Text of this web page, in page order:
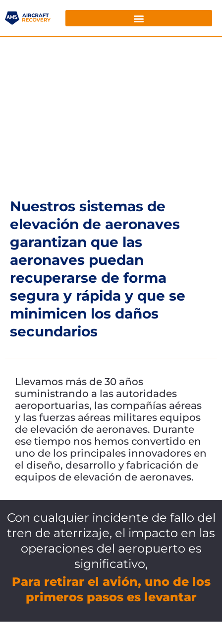
Nuestros sistemas de
elevación de aeronaves
garantizan que las
aeronaves puedan
recuperarse de forma
segura y rápida y que se
minimicen los daños
secundarios
Llevamos más de 30 años
suministrando a las autoridades
aeroportuarias, las compañías aéreas
y las fuerzas aéreas militares equipos
de elevación de aeronaves. Durante
ese tiempo nos hemos convertido en
uno de los principales innovadores en
el diseño, desarrollo y fabricación de
equipos de elevación de aeronaves.
Con cualquier incidente de fallo del
tren de aterrizaje, el impacto en las
operaciones del aeropuerto es
significativo,
Para retirar el avión, uno de los
primeros pasos es levantar